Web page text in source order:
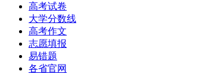
高考试卷
大学分数线
高考作文
志愿填报
易错题
各省官网